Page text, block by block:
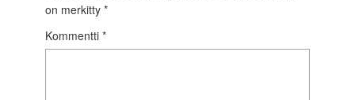
on merkitty *
Kommentti *